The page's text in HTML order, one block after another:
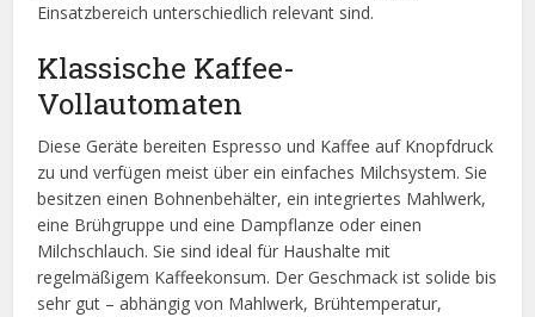
Einsatzbereich unterschiedlich relevant sind.
Klassische Kaffee-
Vollautomaten
Diese Geräte bereiten Espresso und Kaffee auf Knopfdruck
zu und verfügen meist über ein einfaches Milchsystem. Sie
besitzen einen Bohnenbehälter, ein integriertes Mahlwerk,
eine Brühgruppe und eine Dampflanze oder einen
Milchschlauch. Sie sind ideal für Haushalte mit
regelmäßigem Kaffeekonsum. Der Geschmack ist solide bis
sehr gut – abhängig von Mahlwerk, Brühtemperatur,